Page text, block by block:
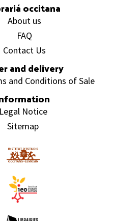
occitana
About us
FAQ
Contact Us
and delivery
and Conditions of Sale
Legal Notice
Sitemap